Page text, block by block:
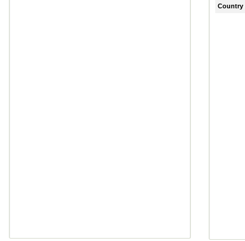
Country